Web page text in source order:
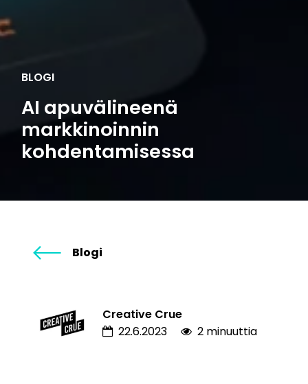
BLOGI
AI apuvälineenä
markkinoinnin
kohdentamisessa
Blogi
Creative Crue
22.6.2023
2 minuuttia